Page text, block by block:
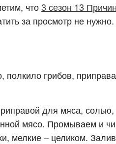
что3 сезон 13 Причин
за просмотр не нужно.
полкило грибов,
для мяса, солью,
мясо. Промываем и
мелкие – целиком.